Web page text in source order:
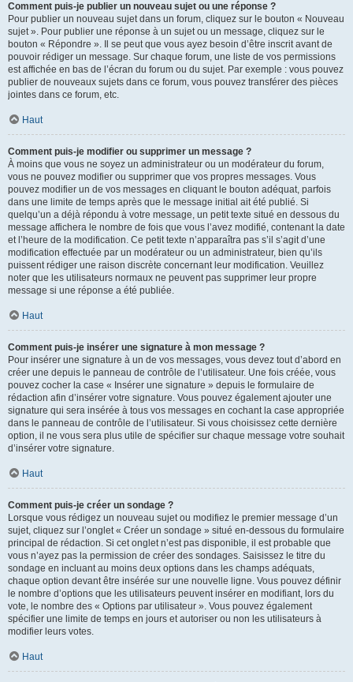
Comment puis-je publier un nouveau sujet ou une réponse ?
Pour publier un nouveau sujet dans un forum, cliquez sur le bouton « Nouveau
sujet ». Pour publier une réponse à un sujet ou un message, cliquez sur le
bouton « Répondre ». Il se peut que vous ayez besoin d’être inscrit avant de
pouvoir rédiger un message. Sur chaque forum, une liste de vos permissions
est affichée en bas de l’écran du forum ou du sujet. Par exemple : vous pouvez
publier de nouveaux sujets dans ce forum, vous pouvez transférer des pièces
jointes dans ce forum, etc.
Haut
Comment puis-je modifier ou supprimer un message ?
À moins que vous ne soyez un administrateur ou un modérateur du forum,
vous ne pouvez modifier ou supprimer que vos propres messages. Vous
pouvez modifier un de vos messages en cliquant le bouton adéquat, parfois
dans une limite de temps après que le message initial ait été publié. Si
quelqu’un a déjà répondu à votre message, un petit texte situé en dessous du
message affichera le nombre de fois que vous l’avez modifié, contenant la date
et l’heure de la modification. Ce petit texte n’apparaîtra pas s’il s’agit d’une
modification effectuée par un modérateur ou un administrateur, bien qu’ils
puissent rédiger une raison discrète concernant leur modification. Veuillez
noter que les utilisateurs normaux ne peuvent pas supprimer leur propre
message si une réponse a été publiée.
Haut
Comment puis-je insérer une signature à mon message ?
Pour insérer une signature à un de vos messages, vous devez tout d’abord en
créer une depuis le panneau de contrôle de l’utilisateur. Une fois créée, vous
pouvez cocher la case « Insérer une signature » depuis le formulaire de
rédaction afin d’insérer votre signature. Vous pouvez également ajouter une
signature qui sera insérée à tous vos messages en cochant la case appropriée
dans le panneau de contrôle de l’utilisateur. Si vous choisissez cette dernière
option, il ne vous sera plus utile de spécifier sur chaque message votre souhait
d’insérer votre signature.
Haut
Comment puis-je créer un sondage ?
Lorsque vous rédigez un nouveau sujet ou modifiez le premier message d’un
sujet, cliquez sur l’onglet « Créer un sondage » situé en-dessous du formulaire
principal de rédaction. Si cet onglet n’est pas disponible, il est probable que
vous n’ayez pas la permission de créer des sondages. Saisissez le titre du
sondage en incluant au moins deux options dans les champs adéquats,
chaque option devant être insérée sur une nouvelle ligne. Vous pouvez définir
le nombre d’options que les utilisateurs peuvent insérer en modifiant, lors du
vote, le nombre des « Options par utilisateur ». Vous pouvez également
spécifier une limite de temps en jours et autoriser ou non les utilisateurs à
modifier leurs votes.
Haut